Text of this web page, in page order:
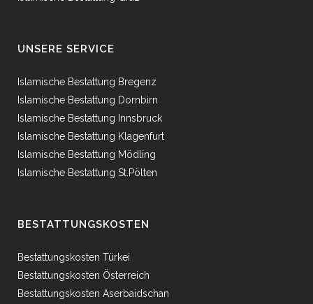
UNSERE SERVICE
Islamische Bestattung Bregenz
Islamische Bestattung Dornbirn
Islamische Bestattung Innsbruck
Islamische Bestattung Klagenfurt
Islamische Bestattung Mödling
Islamische Bestattung St.Pölten
BESTATTUNGSKOSTEN
Bestattungskosten Türkei
Bestattungskosten Österreich
Bestattungskosten Aserbaidschan